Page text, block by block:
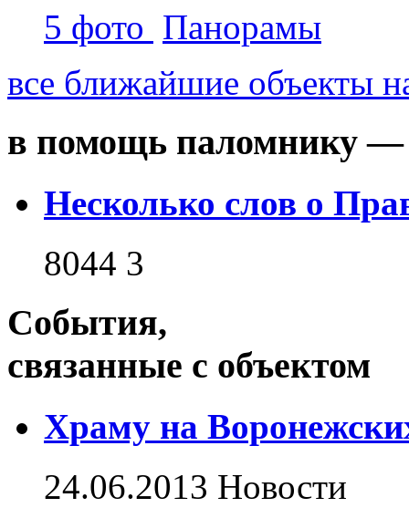
5 фото Панорамы
все ближайшие объекты
в помощь паломнику —
Несколько слов о
8044 3
События,
связанные с объектом
Храму на
24.06.2013 Новости